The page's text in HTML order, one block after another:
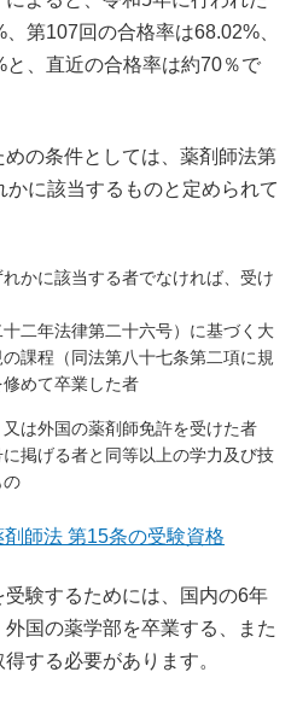
第107回の合格率は68.02%、
、直近の合格率は約70％で
の条件としては、薬剤師法第
に該当するものと定められて
かに該当する者でなければ、受け
二年法律第二十六号）に基づく大
課程（同法第八十七条第二項に規
めて卒業した者
は外国の薬剤師免許を受けた者
掲げる者と同等以上の学力及び技
の
師法 第15条の受験資格
験するためには、国内の6年
国の薬学部を卒業する、また
する必要があります。